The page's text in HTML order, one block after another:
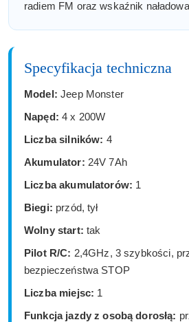
radiem FM oraz wskaźnik
Specyfikacja techniczna
Model: Jeep Monster
Napęd: 4 x 200W
Liczba silników: 4
Akumulator: 24V 7Ah
Liczba akumulatorów: 1
Biegi: przód, tył
Wolny start: tak
Pilot R/C: 2,4GHz, 3 szybkości,
bezpieczeństwa STOP
Liczba miejsc: 1
Funkcja jazdy z osobą dorosłą: